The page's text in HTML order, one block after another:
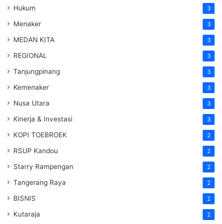
Hukum 3
Menaker 3
MEDAN KITA 3
REGIONAL 3
Tanjungpinang 3
Kemenaker 3
Nusa Utara 3
Kinerja & Investasi 3
KOPI TOEBROEK 2
RSUP Kandou 2
Starry Rampengan 2
Tangerang Raya 2
BISNIS 2
Kutaraja 2